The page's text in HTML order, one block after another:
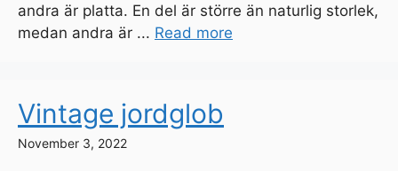
andra är platta. En del är större än naturlig storlek,
medan andra är ... Read more
Vintage jordglob
November 3, 2022